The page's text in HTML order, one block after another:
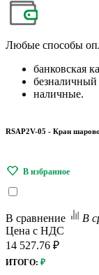
Любые способы
банковская
безналичный
наличные.
RSAP2V-05 - Кран
В сравнение
В
Цена с НДС
14 527.76 ₽
ИТОГО: ₽